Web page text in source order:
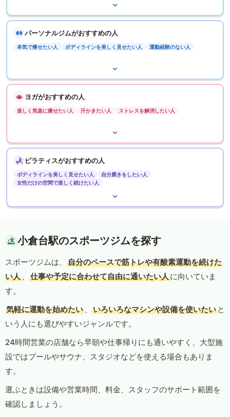
パーソナルジムがおすすめの人
本気で痩せたい人 ボディラインを美しく見せたい人 運動経験のない人
ヨガがおすすめの人
楽しく気楽に痩せたい人 汗かきたい人 ストレスを解消したい人
ピラティスがおすすめの人
ボディラインを美しく見せたい人
自分磨きをしたい人
女性だけの空間で楽しく続けたい人
小倉台駅のスポーツジムを探す
スポーツジムは、
自分のペースで筋トレや有酸素運動を続けた
い人 、 仕事や予定に合わせて自由に通いたい人に向いていま
す。
気軽に運動を始めたい 、 いろいろなマシンや設備を使いたい と
いう人にも選びやすいジャンルです。
24時間営業の店舗なら早朝や仕事帰りにも通いやすく、大型施
設ではプールやサウナ、スタジオなどを使える場合もありま
す。
選ぶときは設備や営業時間、料金、スタッフのサポート範囲を
確認しましょう。